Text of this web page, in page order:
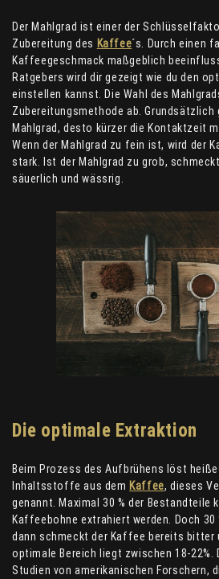
Der Mahlgrad ist einer der
Zubereitung des Kaffee´s. Durch einen
Kaffeegeschmack maßgeblich
Ratgebers wird dir gezeigt wie du den
einstellen kannst. Die Wahl des
Zubereitungsmethode ab.
Mahlgrad, desto kürzer die Kontaktzeit
Wenn der Mahlgrad zu fein ist, wird der
stark. Ist der Mahlgrad zu grob,
säuerlich und wässrig.
Die optimale Extraktion
Beim Prozess des Aufbrühens löst
Inhaltsstoffe aus dem Kaffee, dieses
genannt. Maximal 30 % der Bestandteile
Kaffeebohne extrahiert werden. Doch
dann schmeckt der Kaffee bereits bitter
optimale Bereich liegt zwischen 18-22%.
Studien von amerikanischen Forschern,